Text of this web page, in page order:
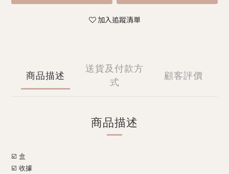
加入追蹤清單
商品描述
送貨及付款方
式
顧客評價
商品描述
☑️ 盒
☑️ 收據